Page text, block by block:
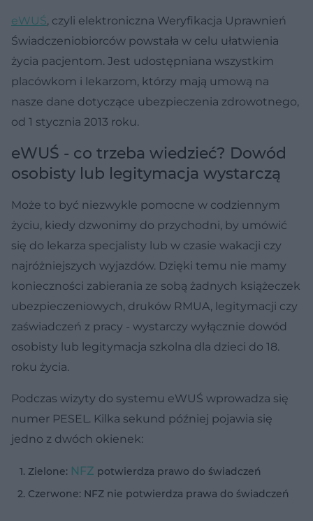
eWUŚ, czyli elektroniczna Weryfikacja Uprawnień
Świadczeniobiorców powstała w celu ułatwienia
życia pacjentom. Jest udostępniana wszystkim
placówkom i lekarzom, którzy mają umową na
nasze dane dotyczące ubezpieczenia zdrowotnego,
od 1 stycznia 2013 roku.
eWUŚ - co trzeba wiedzieć? Dowód
osobisty lub legitymacja wystarczą
Może to być niezwykle pomocne w codziennym
życiu, kiedy dzwonimy do przychodni, by umówić
się do lekarza specjalisty lub w czasie wakacji czy
najróżniejszych wyjazdów. Dzięki temu nie mamy
konieczności zabierania ze sobą żadnych książeczek
ubezpieczeniowych, druków RMUA, legitymacji czy
zaświadczeń z pracy - wystarczy wyłącznie dowód
osobisty lub legitymacja szkolna dla dzieci do 18.
roku życia.
Podczas wizyty do systemu eWUŚ wprowadza się
numer PESEL. Kilka sekund później pojawia się
jedno z dwóch okienek:
Zielone: NFZ potwierdza prawo do świadczeń
Czerwone: NFZ nie potwierdza prawa do świadczeń